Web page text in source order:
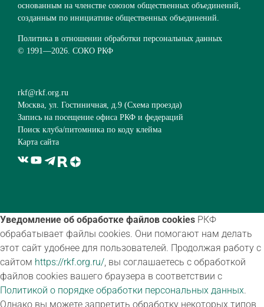
основанным на членстве союзом общественных объединений,
созданным по инициативе общественных объединений.
Политика в отношении обработки персональных данных
© 1991—2026. СОКО РКФ
rkf@rkf.org.ru
Москва, ул. Гостиничная, д.9 (Схема проезда)
Запись на посещение офиса РКФ и федераций
Поиск клуба/питомника по коду клейма
Карта сайта
Уведомление об обработке файлов cookies РКФ
обрабатывает файлы cookies. Они помогают нам делать
этот сайт удобнее для пользователей. Продолжая работу с
сайтом https://rkf.org.ru/ , вы соглашаетесь с обработкой
файлов cookies вашего браузера в соответствии с
Политикой о порядке обработки персональных данных.
Однако вы можете запретить обработку некоторых типов